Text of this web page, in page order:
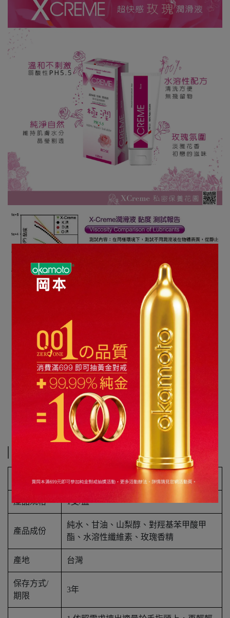
產品名稱 【岡本】超快感-玫瑰潤滑液(100ml)
產品規格 1支/盒
產品成份
純水、甘油、山梨醇、對羥基苯甲酸甲
酯、水溶性纖維素、玫瑰香精
產地 台灣
保存方式/
期限
3年